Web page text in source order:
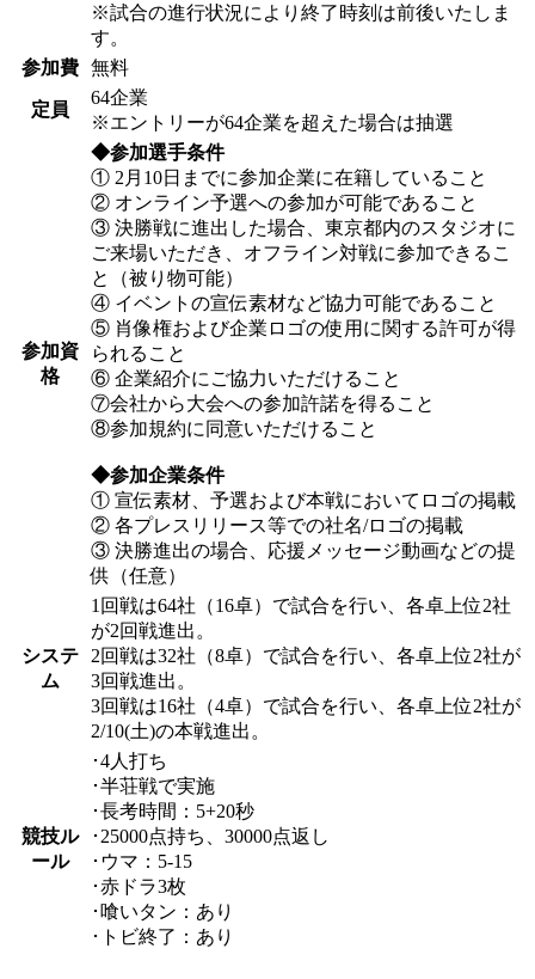
※試合の進行状況により終了時刻は前後いたしま
す。
参加費
無料
定員
64企業
※エントリーが64企業を超えた場合は抽選
参加資
格
◆参加選手条件
① 2月10日までに参加企業に在籍していること
② オンライン予選への参加が可能であること
③ 決勝戦に進出した場合、東京都内のスタジオに
ご来場いただき、オフライン対戦に参加できるこ
と（被り物可能）
④ イベントの宣伝素材など協力可能であること
⑤ 肖像権および企業ロゴの使用に関する許可が得
られること
⑥ 企業紹介にご協力いただけること
⑦会社から大会への参加許諾を得ること
⑧参加規約に同意いただけること
◆参加企業条件
① 宣伝素材、予選および本戦においてロゴの掲載
② 各プレスリリース等での社名/ロゴの掲載
③ 決勝進出の場合、応援メッセージ動画などの提
供（任意）
システ
ム
1回戦は64社（16卓）で試合を行い、各卓上位2社
が2回戦進出。
2回戦は32社（8卓）で試合を行い、各卓上位2社が
3回戦進出。
3回戦は16社（4卓）で試合を行い、各卓上位2社が
2/10(土)の本戦進出。
競技ル
ール
･4人打ち
･半荘戦で実施
･長考時間：5+20秒
･25000点持ち、30000点返し
･ウマ：5-15
･赤ドラ3枚
･喰いタン：あり
･トビ終了：あり